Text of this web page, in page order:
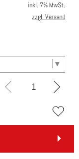
inkl. 7% MwSt.
zzgl. Versand